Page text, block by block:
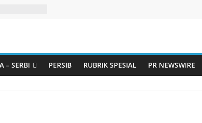
– SERBI PERSIB RUBRIK SPESIAL PR NEWSWIRE